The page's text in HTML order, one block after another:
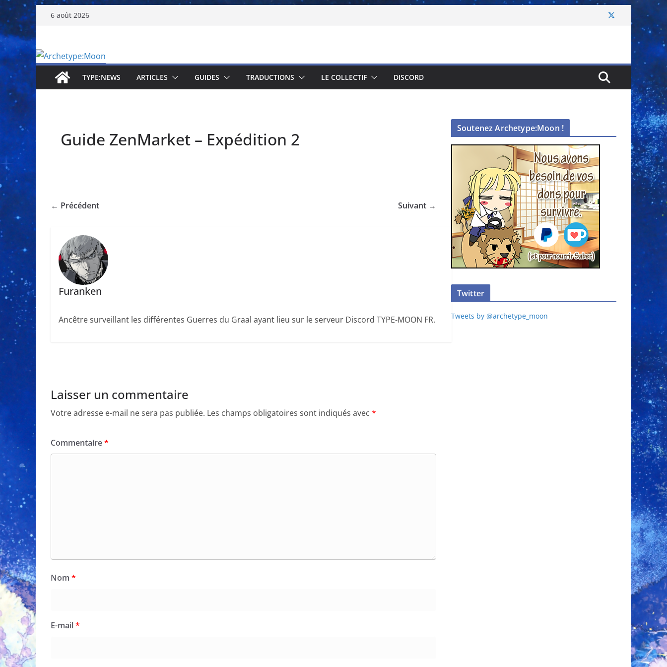
Passer
contenu
6 août 2026
TYPE:NEWS ARTICLES GUIDES TRADUCTIONS LE COLLECTIF DISCORD
Guide ZenMarket – Expédition 2
← Précédent Suivant →
Furanken
Ancêtre surveillant les différentes Guerres du Graal ayant lieu sur le serveur Discord TYPE-MOON FR.
Laisser un commentaire
Votre adresse e-mail ne sera pas publiée. Les champs obligatoires sont indiqués avec *
Commentaire*
Nom *
E-mail*
Soutenez Archetype:Moon !
Twitter
Tweets by @archetype_moon